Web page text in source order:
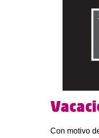
Con motivo